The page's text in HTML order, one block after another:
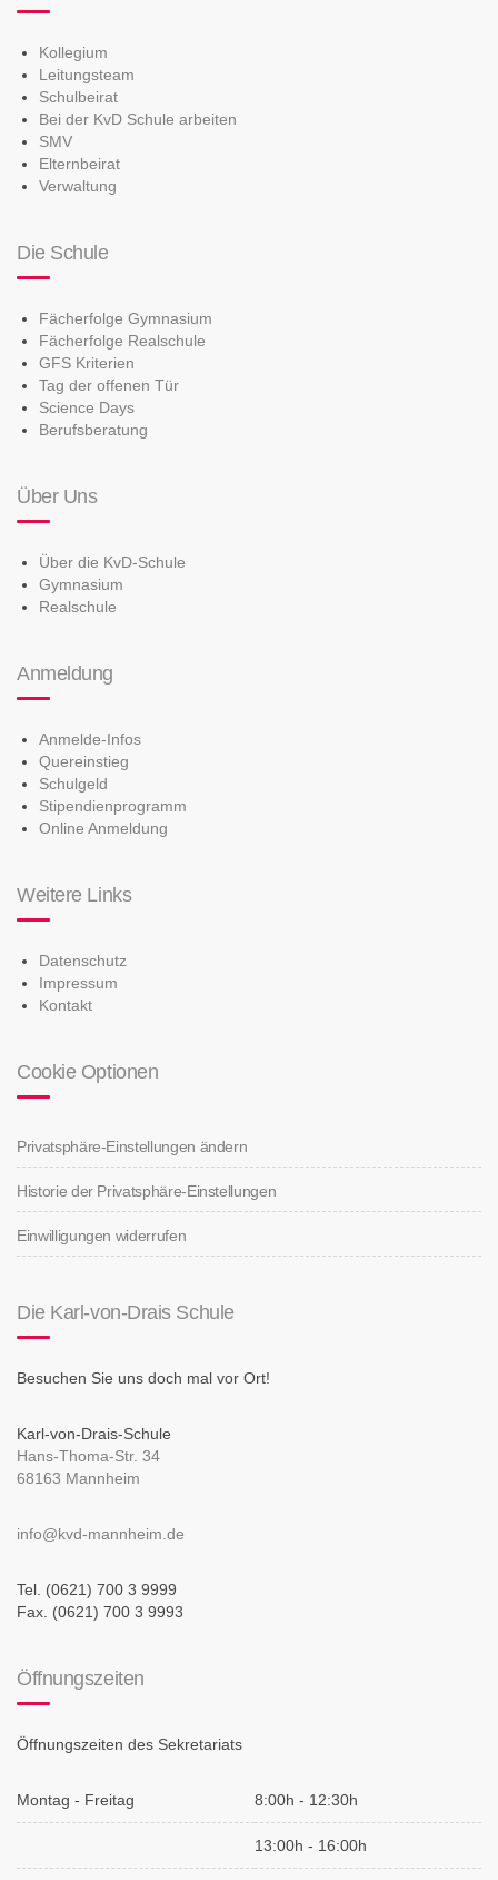
Kollegium
Leitungsteam
Schulbeirat
Bei der KvD Schule arbeiten
SMV
Elternbeirat
Verwaltung
Die Schule
Fächerfolge Gymnasium
Fächerfolge Realschule
GFS Kriterien
Tag der offenen Tür
Science Days
Berufsberatung
Über Uns
Über die KvD-Schule
Gymnasium
Realschule
Anmeldung
Anmelde-Infos
Quereinstieg
Schulgeld
Stipendienprogramm
Online Anmeldung
Weitere Links
Datenschutz
Impressum
Kontakt
Cookie Optionen
Privatsphäre-Einstellungen ändern
Historie der Privatsphäre-Einstellungen
Einwilligungen widerrufen
Die Karl-von-Drais Schule
Besuchen Sie uns doch mal vor Ort!
Karl-von-Drais-Schule
Hans-Thoma-Str. 34
68163 Mannheim
info@kvd-mannheim.de
Tel. (0621) 700 3 9999
Fax. (0621) 700 3 9993
Öffnungszeiten
Öffnungszeiten des Sekretariats
Montag - Freitag 8:00h - 12:30h
13:00h - 16:00h